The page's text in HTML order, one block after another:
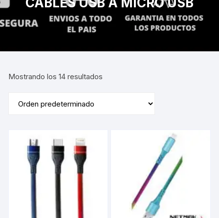
Mostrando los 14 resultados